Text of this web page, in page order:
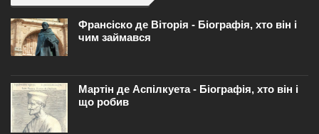
Франсіско де Віторія - Біографія, хто він і
чим займався
Мартін де Аспілкуета - Біографія, хто він і
що робив